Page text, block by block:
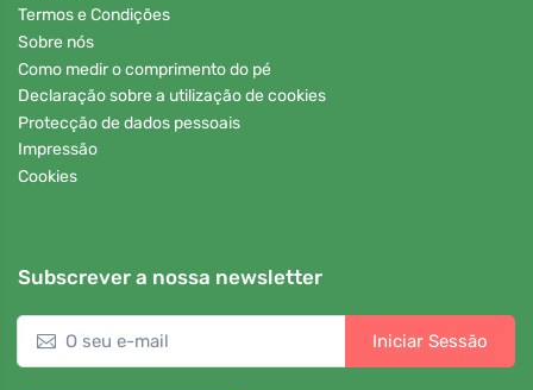
Termos e Condições
Sobre nós
Como medir o comprimento do pé
Declaração sobre a utilização de cookies
Protecção de dados pessoais
Impressão
Cookies
Subscrever a nossa newsletter
Iniciar Sessão